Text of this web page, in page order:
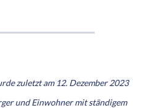
zuletzt am 12. Dezember 2023
und Einwohner mit ständigem